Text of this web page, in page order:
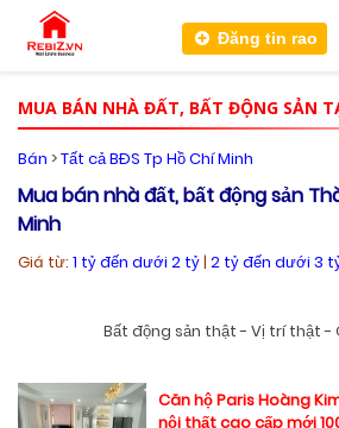
Đăng tin rao
MUA BÁN NHÀ ĐẤT, BẤT ĐỘNG SẢN
Bán >Tất cả BĐS Tp Hồ Chí Minh
Mua bán nhà đất, bất động sản
Minh
Giá từ: 1 tỷ đến dưới 2 tỷ| 2 tỷ đến dưới 3
Bất động sản thật - Vị trí thật -
Căn hộ Paris Hoàng
nội thất cao cấp mới